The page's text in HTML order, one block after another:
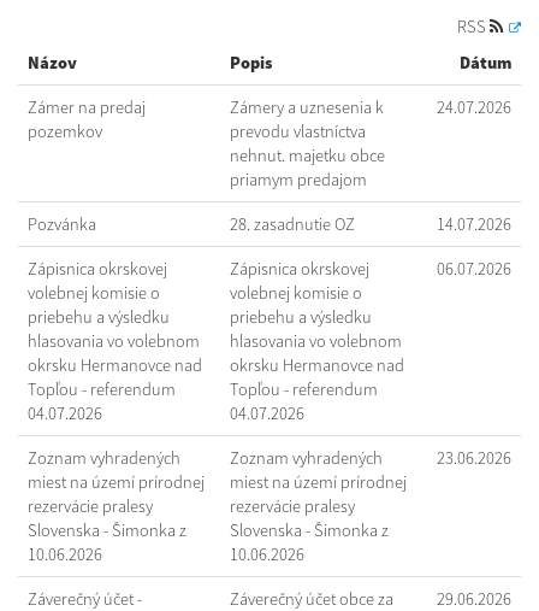
RSS
Názov
Popis Dátum
Zámer na predaj
pozemkov
Zámery a uznesenia k
prevodu vlastníctva
nehnut. majetku obce
priamym predajom
24.07.2026
Pozvánka 28. zasadnutie OZ 14.07.2026
Zápisnica okrskovej
volebnej komisie o
priebehu a výsledku
hlasovania vo volebnom
okrsku Hermanovce nad
Topľou - referendum
04.07.2026
Zápisnica okrskovej
volebnej komisie o
priebehu a výsledku
hlasovania vo volebnom
okrsku Hermanovce nad
Topľou - referendum
04.07.2026
06.07.2026
Zoznam vyhradených
miest na území prírodnej
rezervácie pralesy
Slovenska - Šimonka z
10.06.2026
Zoznam vyhradených
miest na území prírodnej
rezervácie pralesy
Slovenska - Šimonka z
10.06.2026
23.06.2026
Záverečný účet -
Záverečný účet obce za
29.06.2026